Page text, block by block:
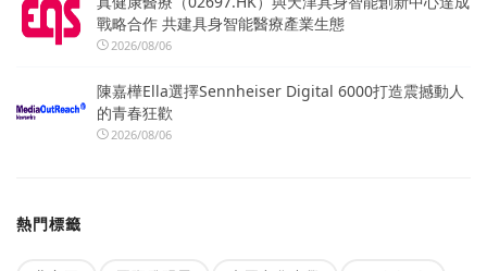
戰略合作 共建具身智能醫療產業生態
2026/08/06
陳嘉樺Ella選擇Sennheiser Digital 6000打造震撼動人
的青春狂歡
2026/08/06
熱門標籤